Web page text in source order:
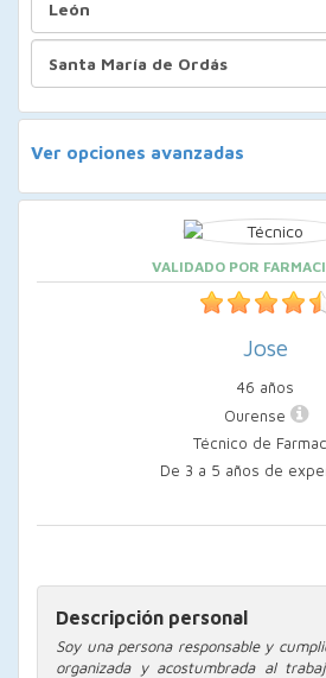
Ver opciones avanzadas
VALIDADO POR
Jose
46 años
Ourense
Técnico de
De 3 a 5 años de
Descripción personal
Soy una persona responsable y
organizada y acostumbrada al